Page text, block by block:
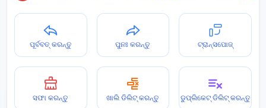
ପୂର୍ବବତ୍ କରନ୍ତୁ ପୁନଃ କରନ୍ତୁ ଟ୍ରାନ୍ସପୋଜ୍
ସଫା କରନ୍ତୁ ଖାଲି ଡିଲିଟ୍ କରନ୍ତୁ ଡୁପ୍ଲିକେଟ୍ ଡିଲିଟ୍ କରନ୍ତୁ